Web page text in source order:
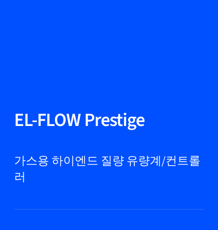
제품
마켓
EL-FLOW Prestige
가스용 하이엔드 질량 유량계/컨트롤
러